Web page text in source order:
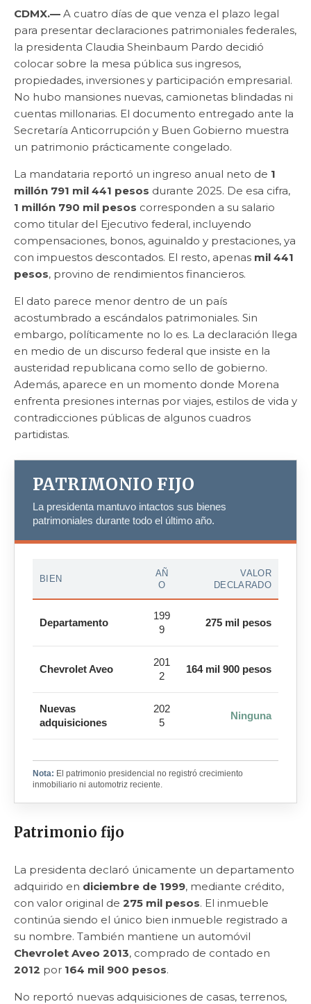
CDMX.— A cuatro días de que venza el plazo legal
para presentar declaraciones patrimoniales federales,
la presidenta Claudia Sheinbaum Pardo decidió
colocar sobre la mesa pública sus ingresos,
propiedades, inversiones y participación empresarial.
No hubo mansiones nuevas, camionetas blindadas ni
cuentas millonarias. El documento entregado ante la
Secretaría Anticorrupción y Buen Gobierno muestra
un patrimonio prácticamente congelado.
La mandataria reportó un ingreso anual neto de 1
millón 791 mil 441 pesos durante 2025. De esa cifra,
1 millón 790 mil pesos corresponden a su salario
como titular del Ejecutivo federal, incluyendo
compensaciones, bonos, aguinaldo y prestaciones, ya
con impuestos descontados. El resto, apenas mil 441
pesos, provino de rendimientos financieros.
El dato parece menor dentro de un país
acostumbrado a escándalos patrimoniales. Sin
embargo, políticamente no lo es. La declaración llega
en medio de un discurso federal que insiste en la
austeridad republicana como sello de gobierno.
Además, aparece en un momento donde Morena
enfrenta presiones internas por viajes, estilos de vida y
contradicciones públicas de algunos cuadros
partidistas.
PATRIMONIO FIJO
La presidenta mantuvo intactos sus bienes
patrimoniales durante todo el último año.
BIEN
AÑ
O
VALOR
DECLARADO
Departamento
199
9
275 mil pesos
Chevrolet Aveo
201
2
164 mil 900 pesos
Nuevas
adquisiciones
202
5
Ninguna
Nota: El patrimonio presidencial no registró crecimiento
inmobiliario ni automotriz reciente.
Patrimonio fijo
La presidenta declaró únicamente un departamento
adquirido en diciembre de 1999, mediante crédito,
con valor original de 275 mil pesos. El inmueble
continúa siendo el único bien inmueble registrado a
su nombre. También mantiene un automóvil
Chevrolet Aveo 2013, comprado de contado en
2012 por 164 mil 900 pesos.
No reportó nuevas adquisiciones de casas, terrenos,